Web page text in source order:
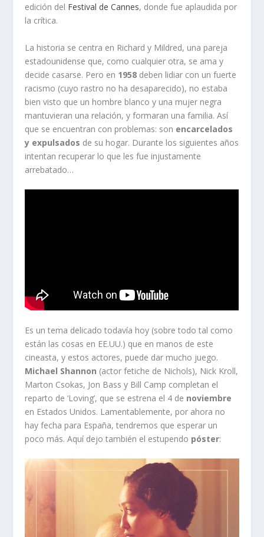
edición del Festival de Cannes, donde fue aplaudida por
la crítica.
La historia se centra en Richard y Mildred, una pareja
estadounidense que, como cualquier otra, se ama y
decide casarse. Pero en 1958 deben lidiar con un fuerte
racismo (cuyo rastro no ha desaparecido), no estaba
bien visto que un hombre blanco y una mujer negra
mantuvieran una relación, y formaran una familia. Así
que se encuentran con problemas: son encarcelados
y expulsados de su hogar. Durante los siguientes años
intentan recuperar lo que les fue injustamente
arrebatado…
Es un tema delicado todavía hoy (sobre todo tal como
están las cosas en EE.UU.) que en manos de este
cineasta, y estos actores, puede dar mucho juego.
Michael Shannon (actor fetiche de Nichols), Nick Kroll,
Marton Csokas, Jon Bass y Bill Camp completan el
reparto de ‘Loving’, que se estrena el 4 de noviembre
en Estados Unidos. Lamentablemente, por ahora no
hay fecha para España, tendremos que esperar un
poco más. Aquí dejo también el estupendo póster: